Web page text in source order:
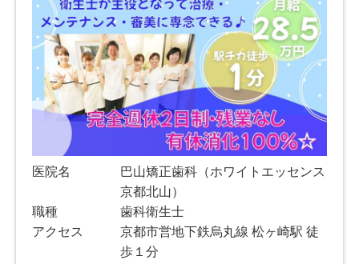
医院名
巴山矯正歯科（ホワイトエッセンス
京都北山）
職種
歯科衛生士
アクセス
京都市営地下鉄烏丸線 松ヶ崎駅 徒
歩１分